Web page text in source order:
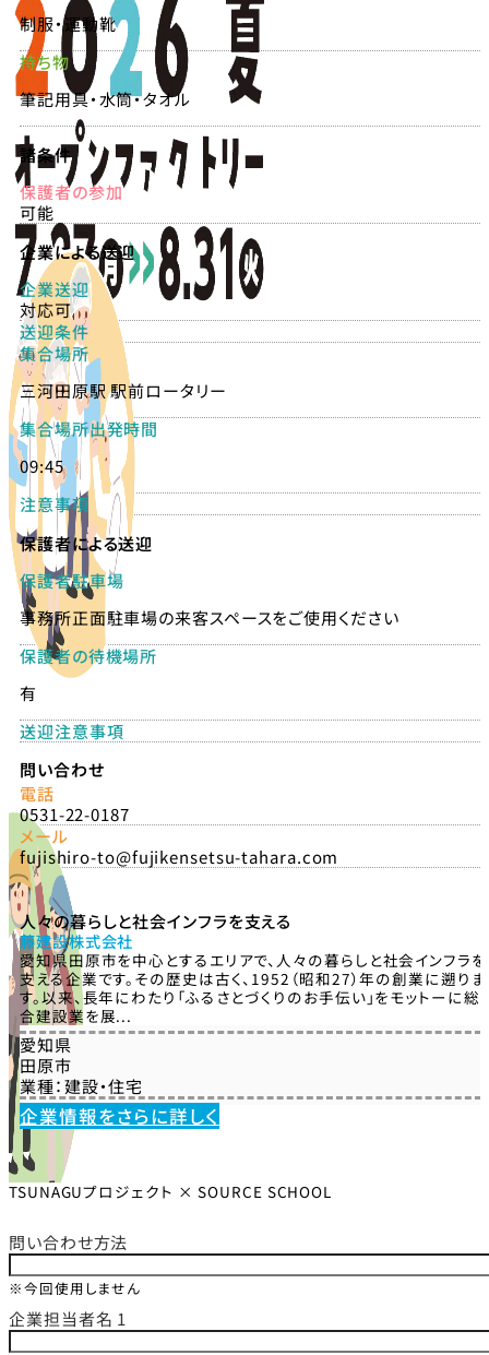
制服・運動靴
持ち物
筆記用具・水筒・タオル
諸条件
保護者の参加
可能
企業による送迎
企業送迎
対応可
送迎条件
集合場所
三河田原駅 駅前ロータリー
集合場所出発時間
09:45
注意事項
保護者による送迎
保護者駐車場
事務所正面駐車場の来客スペースをご使用ください
保護者の待機場所
有
送迎注意事項
問い合わせ
電話
0531-22-0187
メール
fujishiro-to@fujikensetsu-tahara.com
人々の暮らしと社会インフラを支える
藤建設株式会社
愛知県田原市を中心とするエリアで、人々の暮らしと社会インフラを
支える企業です。その歴史は古く、1952（昭和27）年の創業に遡りま
す。以来、長年にわたり「ふるさとづくりのお手伝い」をモットーに総
合建設業を展...
愛知県
田原市
業種：建設・住宅
企業情報をさらに詳しく
TSUNAGUプロジェクト × SOURCE SCHOOL
問い合わせ方法
※今回使用しません
企業担当者名 1